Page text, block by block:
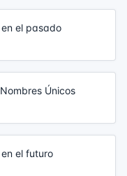
el pasado
Únicos
el futuro